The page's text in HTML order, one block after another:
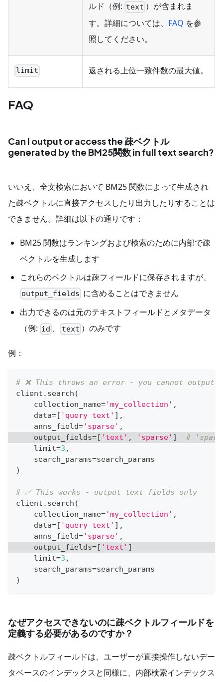
ルド（例: text ）が含まれま
す。詳細については、 FAQ を参
照してください。
limit 返される上位一致件数の最大値。
FAQ
Can I output or access the 疎ベクトル
generated by the BM25関数 in full text search?
いいえ、全文検索において BM25 関数によって生成され
た疎ベクトルに直接アクセスしたり出力したりすることは
できません。詳細は以下の通りです：
BM25 関数はランキングおよび検索のために内部で疎
ベクトルを生成します
これらのベクトルは疎フィールドに保存されますが、
output_fields に含めることはできません
出力できるのは元のテキストフィールドとメタデータ
（例: id 、 text ）のみです
例：
# ❌ This throws an error - you cannot output
client . search (
    collection_name
='my_collection' ,
    data
=[ 'query text' ] ,
    anns_field
='sparse' ,
    output_fields
=[ 'text' , 'sparse' ]
#
    limit
=3 ,
    search_params
=search_params
)
# ✅ This works - output text fields only
client . search (
    collection_name
='my_collection' ,
    data
=[ 'query text' ] ,
    anns_field
='sparse' ,
    output_fields
=[ 'text' ]
    limit
=3 ,
    search_params
=search_params
)
なぜアクセスできないのに疎ベクトルフィールドを
定義する必要があるのですか？
疎ベクトルフィールドは、ユーザーが直接操作しないデー
タベースのインデックスと同様に、内部検索インデックス